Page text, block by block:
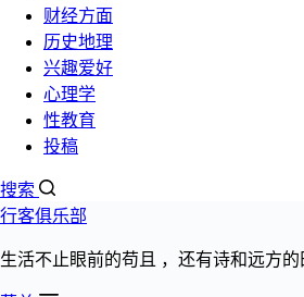
财经方面
历史地理
兴趣爱好
心理学
性教育
投稿
搜索
行客俱乐部
生活不止眼前的苟且 ，还有诗和远方的
宋鸿兵《潜流》1080P高
文章分类：
宋鸿兵
发布日期：
2022年6月10日